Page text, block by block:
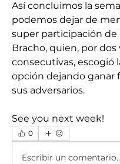
Así concluimos la
podemos dejar de
super participación de
Bracho, quien, por dos
consecutivas, escogió
opción dejando ganar
sus adversarios.
See you next week!
0
Escribir un